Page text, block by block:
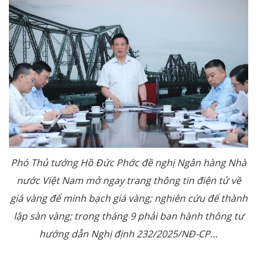
Phó Thủ tướng Hồ Đức Phớc đề nghị Ngân hàng Nhà
nước Việt Nam mở ngay trang thông tin điện tử về
giá vàng để minh bạch giá vàng; nghiên cứu để thành
lập sàn vàng; trong tháng 9 phải ban hành thông tư
hướng dẫn Nghị định 232/2025/NĐ-CP…